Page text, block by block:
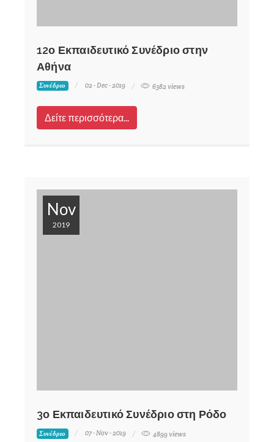
12ο Εκπαιδευτικό Συνέδριο στην
Αθήνα
Συνέδριο 02 - Dec - 2019 6382 views
Δείτε περισσότερα...
Nov
2019
3ο Εκπαιδευτικό Συνέδριο στη Ρόδο
Συνέδριο 07 - Nov - 2019 4899 views